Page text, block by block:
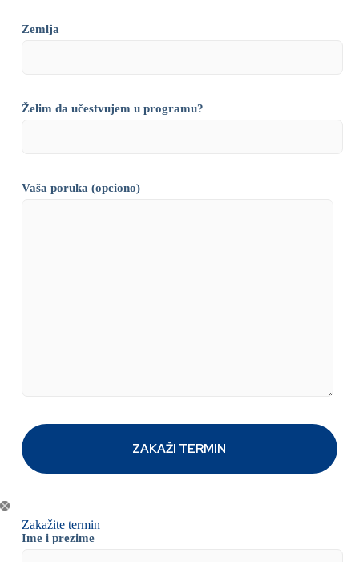
Zemlja
Želim da učestvujem u programu?
Vaša poruka (opciono)
Zakažite termin
Ime i prezime